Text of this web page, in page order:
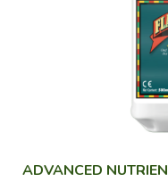
ADVANCED